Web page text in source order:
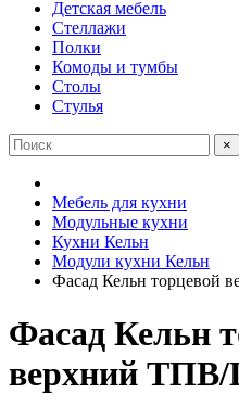
Детская мебель
Стеллажи
Полки
Комоды и тумбы
Столы
Стулья
×
Мебель для кухни
Модульные кухни
Кухни Кельн
Модули кухни Кельн
Фасад Кельн торцевой
Фасад Кельн
верхний